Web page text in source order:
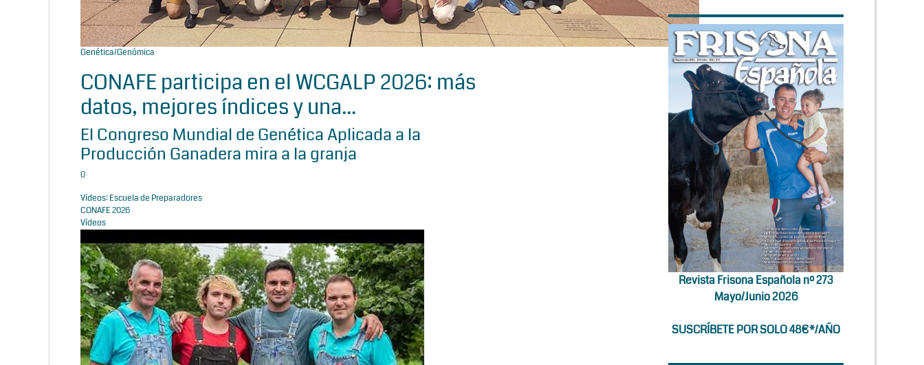
Genética/Genómica
CONAFE participa en el WCGALP 2026: más
datos, mejores índices y una...
El Congreso Mundial de Genética Aplicada a la
Producción Ganadera mira a la granja
0
Vídeos: Escuela de Preparadores
CONAFE 2026
Vídeos
Revista Frisona Española nº 273
Mayo/Junio 2026
SUSCRÍBETE POR SOLO 48€*/AÑO